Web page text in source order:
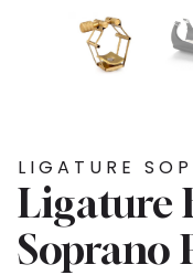
LIGATURE
Ligature
Soprano